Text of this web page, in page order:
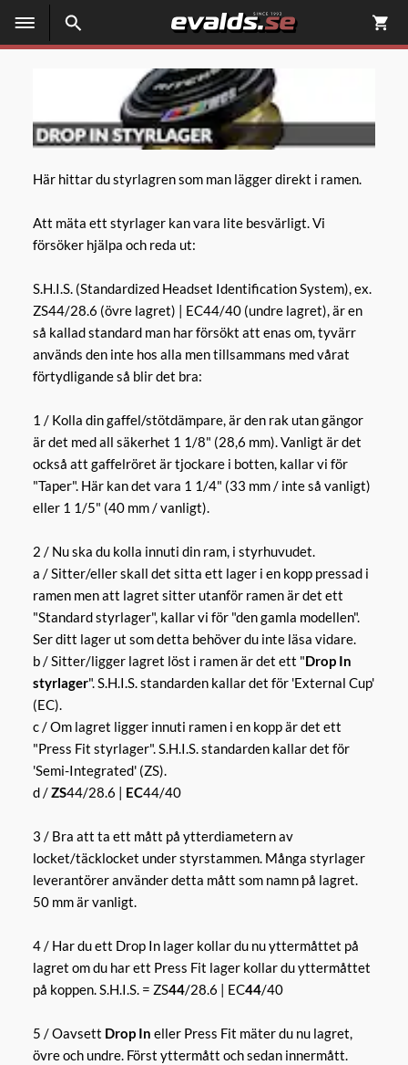
Här hittar du styrlagren som man lägger direkt i ramen.
Att mäta ett styrlager kan vara lite besvärligt. Vi
försöker hjälpa och reda ut:
S.H.I.S. (Standardized Headset Identification System), ex.
ZS44/28.6 (övre lagret) | EC44/40 (undre lagret), är en
så kallad standard man har försökt att enas om, tyvärr
används den inte hos alla men tillsammans med vårat
förtydligande så blir det bra:
1 / Kolla din gaffel/stötdämpare, är den rak utan gängor
är det med all säkerhet 1 1/8" (28,6 mm). Vanligt är det
också att gaffelröret är tjockare i botten, kallar vi för
"Taper". Här kan det vara 1 1/4" (33 mm / inte så vanligt)
eller 1 1/5" (40 mm / vanligt).
2 / Nu ska du kolla innuti din ram, i styrhuvudet.
a / Sitter/eller skall det sitta ett lager i en kopp pressad i
ramen men att lagret sitter utanför ramen är det ett
"Standard styrlager", kallar vi för "den gamla modellen".
Ser ditt lager ut som detta behöver du inte läsa vidare.
b / Sitter/ligger lagret löst i ramen är det ett "Drop In
styrlager". S.H.I.S. standarden kallar det för 'External Cup'
(EC).
c / Om lagret ligger innuti ramen i en kopp är det ett
"Press Fit styrlager". S.H.I.S. standarden kallar det för
'Semi-Integrated' (ZS).
d /ZS44/28.6 | EC44/40
3 / Bra att ta ett mått på ytterdiametern av
locket/täcklocket under styrstammen. Många styrlager
leverantörer använder detta mått som namn på lagret.
50 mm är vanligt.
4 / Har du ett Drop In lager kollar du nu yttermåttet på
lagret om du har ett Press Fit lager kollar du yttermåttet
på koppen. S.H.I.S. = ZS44/28.6 | EC44/40
5 / Oavsett Drop In eller Press Fit mäter du nu lagret,
övre och undre. Först yttermått och sedan innermått.